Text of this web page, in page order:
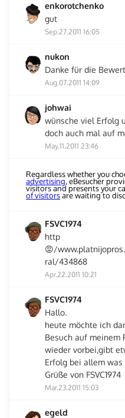
enkorotchenko
gut
Sep.27.2011 16:05
nukon
Danke für die
Aug.07.2011 14:09
johwai
wünsche viel Erfolg
doch auch mal auf
May.11.2011 23:46
Regardless whether you
advertising, eBesucher
visitors and presents your
of visitorsare waiting to
FSVC1974
http
😡/
ral/434868
Apr.22.2011 10:21
FSVC1974
Hallo.
heute möchte ich
Besuch auf meinem
wieder vorbei,gibt
Erfolg bei allem was
Grüße von FSVC1974
Mar.23.2011 15:03
egeld